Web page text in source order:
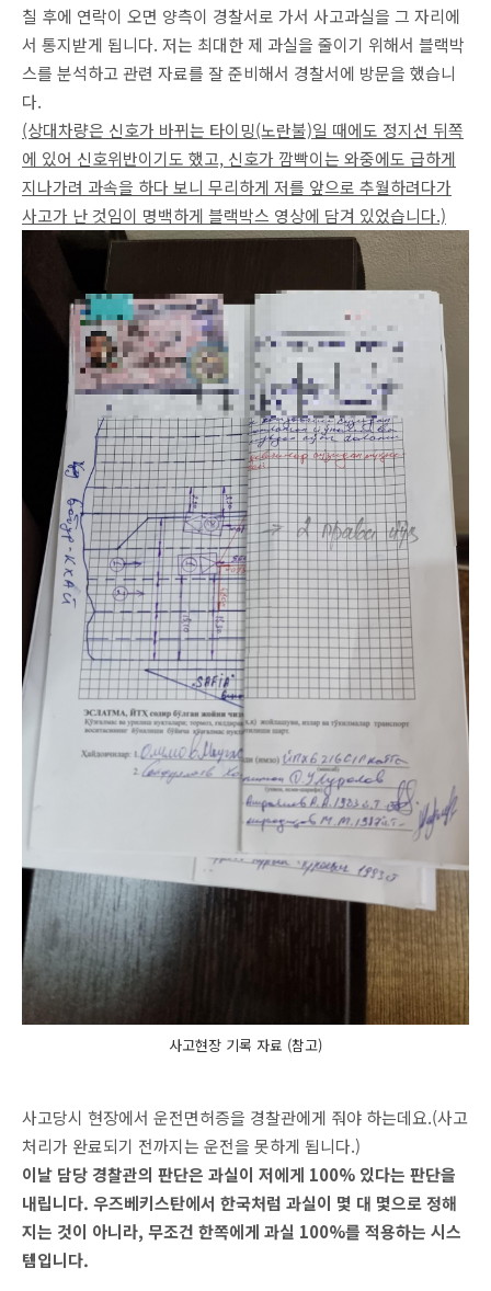
칠 후에 연락이 오면 양측이 경찰서로 가서 사고과실을 그 자리에
서 통지받게 됩니다. 저는 최대한 제 과실을 줄이기 위해서 블랙박
스를 분석하고 관련 자료를 잘 준비해서 경찰서에 방문을 했습니
다.
(상대차량은 신호가 바뀌는 타이밍(노란불)일 때에도 정지선 뒤쪽
에 있어 신호위반이기도 했고, 신호가 깜빡이는 와중에도 급하게
지나가려 과속을 하다 보니 무리하게 저를 앞으로 추월하려다가
사고가 난 것임이 명백하게 블랙박스 영상에 담겨 있었습니다.)
사고현장 기록 자료 (참고)
사고당시 현장에서 운전면허증을 경찰관에게 줘야 하는데요.(사고
처리가 완료되기 전까지는 운전을 못하게 됩니다.)
이날 담당 경찰관의 판단은 과실이 저에게 100% 있다는 판단을
내립니다. 우즈베키스탄에서 한국처럼 과실이 몇 대 몇으로 정해
지는 것이 아니라, 무조건 한쪽에게 과실 100%를 적용하는 시스
템입니다.